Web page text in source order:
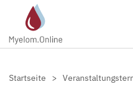
Zum Hauptinhalt springen
Startseite